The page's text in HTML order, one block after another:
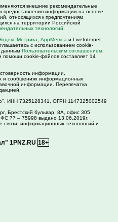
внешние рекомендательные
предоставления информации на основе
относящихся к предпочтениям
на территории Российской
технологий
Метрика AppMetrica и LiveInternet.
с использованием cookie-
данным Пользовательским соглашением
помощи cookie-файлов составляет 14
информации,
и сообщениях информационных
информации. Перепечатка
ИНН 7325128341, ОГРН 1147325002549
Брестский бульвар, 8А, офис 305
77 – 75998 выдано 13.06.2019г.
связи, информационных технологий и
1PNZ.RU 18+